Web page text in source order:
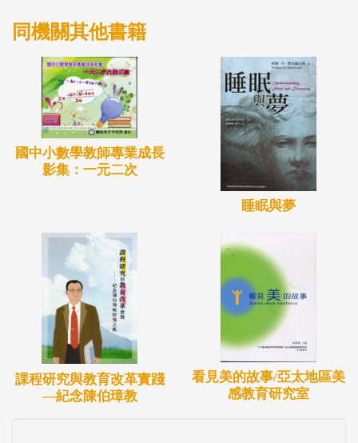
同機關其他書籍
國中小數學教師專業成長
影集：一元二次
睡眠與夢
課程研究與教育改革實踐
—紀念陳伯璋教
看見美的故事/亞太地區美
感教育研究室